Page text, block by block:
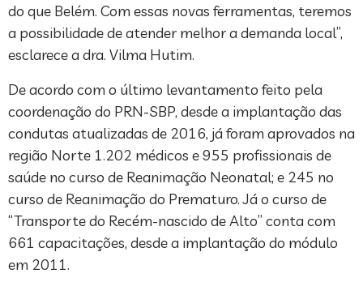
do que Belém. Com essas novas ferramentas, teremos
a possibilidade de atender melhor a demanda local”,
esclarece a dra. Vilma Hutim.
De acordo com o último levantamento feito pela
coordenação do PRN-SBP, desde a implantação das
condutas atualizadas de 2016, já foram aprovados na
região Norte 1.202 médicos e 955 profissionais de
saúde no curso de Reanimação Neonatal; e 245 no
curso de Reanimação do Prematuro. Já o curso de
“Transporte do Recém-nascido de Alto” conta com
661 capacitações, desde a implantação do módulo
em 2011.